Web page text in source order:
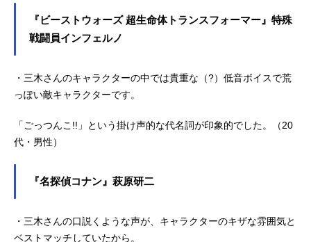
『ビーストウォーズ 超生命体トランスフォーマー』特殊
戦闘員インフェルノ
・三木さんのキャラクターの中では貴重な（?）低音ボイスで荒
っぽい敵キャラクターです。
「ごっつんこ!!」という掛け声的な代名詞が印象的でした。（20
代・男性）
『名探偵コナン』萩原研二
・三木さんの口説くような声が、キャラクターのキザな雰囲気と
ベストマッチしていたから。